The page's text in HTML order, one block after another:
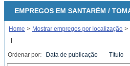
EMPREGOS EM SANTARÉM /
Home > Mostrar empregos por localização >
|
Ordenar por: Data de publicação Título